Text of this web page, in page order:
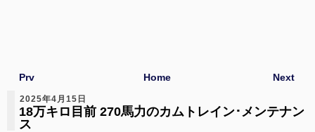
Next
Prv Home
2025年4月15日
18万キロ目前 270馬力のカムトレイン･メンテナン
ス